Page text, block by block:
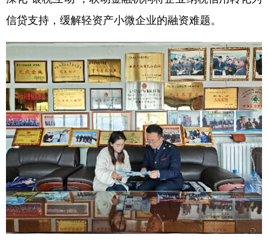
信贷支持，缓解轻资产小微企业的融资难题。